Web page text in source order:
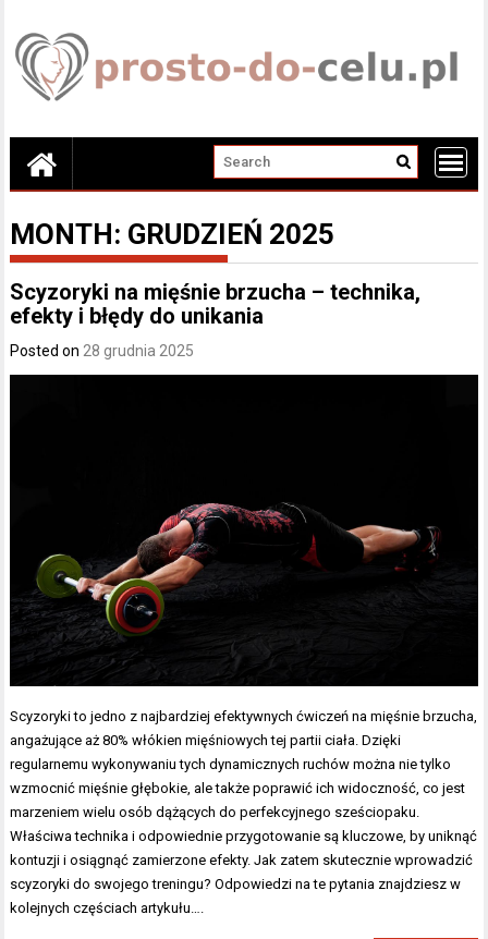
content
MONTH: GRUDZIEŃ 2025
Scyzoryki na mięśnie brzucha – technika,
efekty i błędy do unikania
Posted on28 grudnia 2025
Scyzoryki to jedno z najbardziej efektywnych ćwiczeń na mięśnie brzucha,
angażujące aż 80% włókien mięśniowych tej partii ciała. Dzięki
regularnemu wykonywaniu tych dynamicznych ruchów można nie tylko
wzmocnić mięśnie głębokie, ale także poprawić ich widoczność, co jest
marzeniem wielu osób dążących do perfekcyjnego sześciopaku.
Właściwa technika i odpowiednie przygotowanie są kluczowe, by uniknąć
kontuzji i osiągnąć zamierzone efekty. Jak zatem skutecznie wprowadzić
scyzoryki do swojego treningu? Odpowiedzi na te pytania znajdziesz w
kolejnych częściach artykułu….